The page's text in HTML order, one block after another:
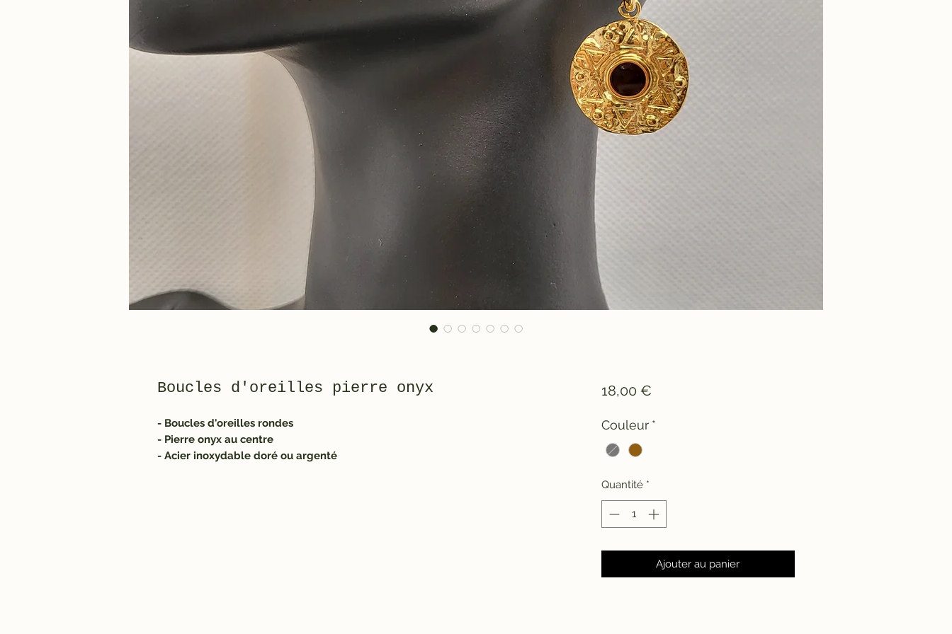
Boucles d'oreilles pierre onyx
- Boucles d'oreilles rondes
- Pierre onyx au centre
- Acier inoxydable doré ou argenté
18,00 €Prix
Couleur *
Quantité *
Ajouter au panier